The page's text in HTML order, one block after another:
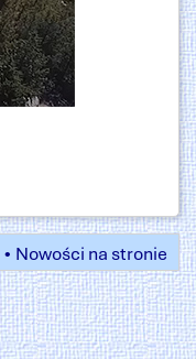
• Nowości na stronie